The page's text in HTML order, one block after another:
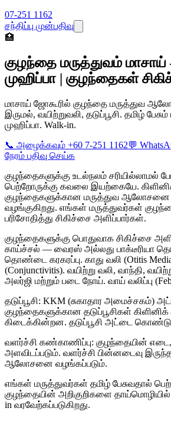
07-251 1162
சந்திப்பு முன்பதிவு
🏥
குழந்தை மருத்துவம் மாசாய்
முஹிப்பா | குழந்தைகள்
மாசாய் ஜோகூரில் குழந்தை மருத்துவ
இருமல், வயிற்றுவலி, தடுப்பூசி. தமிழ்
முஹிப்பா. Walk-in.
📞 அழைக்கவும் +60 7-251 1162💬
நேரம் பதிவு செய்க
குழந்தைகளுக்கு உடல்நலம் சரியில்லாமல்
பெற்றோருக்கு கவலை இயற்கையே.
குழந்தைகளுக்கான மருத்துவ ஆலோசனை
வழங்குகிறது. எங்கள் மருத்துவர்கள்
பரிசோதித்து சிகிச்சை அளிப்பார்கள்.
குழந்தைகளுக்கு பொதுவாக சிகிச்சை
காய்ச்சல் — வைரஸ் அல்லது பாக்டீரியா
தொண்டை கரகரப்பு. காது வலி (Otitis
(Conjunctivitis). வயிற்று வலி, வாந்தி,
அலர்ஜி மற்றும் படை நோய். வாய் வலிப்பு
தடுப்பூசி: KKM (சுகாதார அமைச்சகம்)
குழந்தைகளுக்கான தடுப்பூசிகள் கிளினிக்
கிடைக்கின்றன. தடுப்பூசி அட்டை
வளர்ச்சி கண்காணிப்பு: குழந்தையின் எடை,
அளவிடப்படும். வளர்ச்சி பின்னடைவு
ஆலோசனை வழங்கப்படும்.
எங்கள் மருத்துவர்கள் தமிழ் பேசுவதால்
குழந்தையின் அறிகுறிகளை தாய்மொழியில்
in வரவேற்கப்படுகிறது.